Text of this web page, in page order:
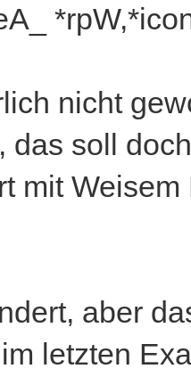
nicht
das soll
mit
aber
letzten